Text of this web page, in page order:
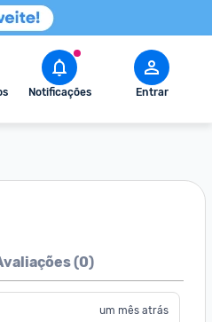
Notificações Entrar
(0)
um mês atrás